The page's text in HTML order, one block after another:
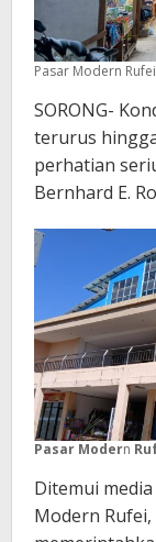
Pasar Modern
SORONG-
terurus
perhatian
Bernhard E.
Pasar Modern
Ditemui
Modern